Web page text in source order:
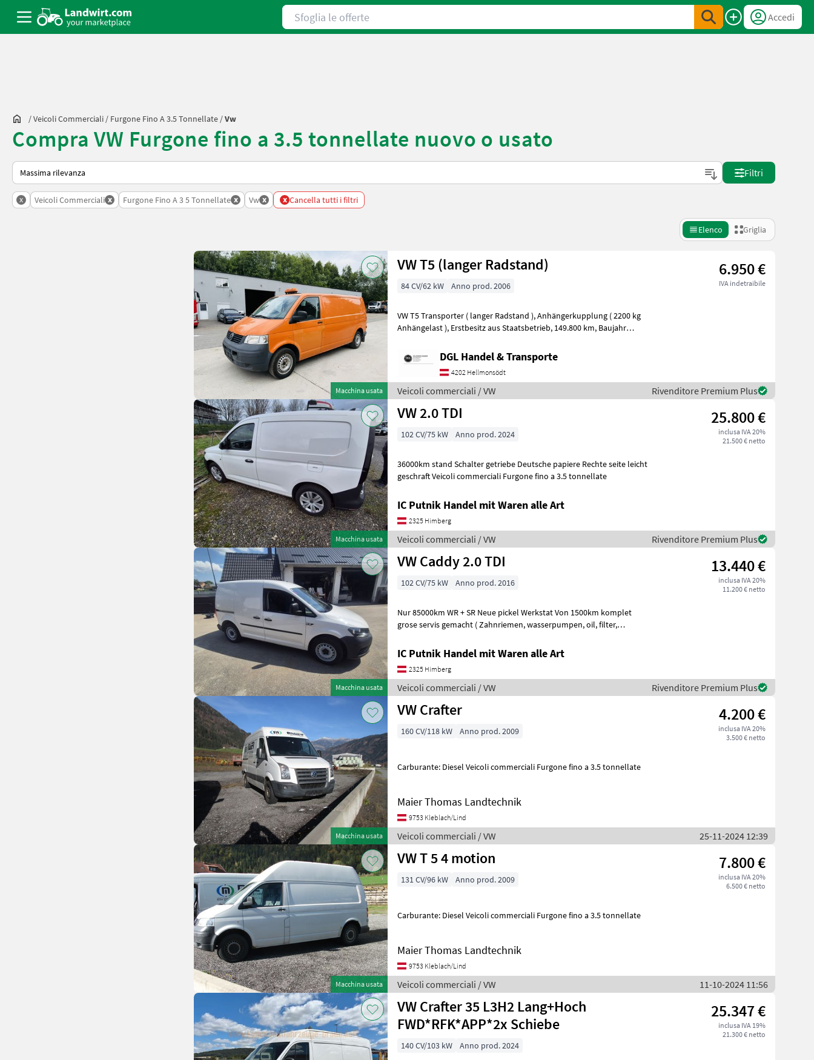
Sfoglia le offerte
Accedi
/Veicoli Commerciali / Furgone Fino A 3.5 Tonnellate /Vw
Compra VW Furgone fino a 3.5 tonnellate nuovo o usato
Ecco come viene ordinato su Landwirt.com
Filtri
x Veicoli Commerciali x Furgone Fino A 3 5 Tonnellate x Vw x x Cancella tutti i filtri
Elenco Griglia
Macchina usata
VW T5 (langer Radstand) 6.950 €
IVA indetraibile
84 CV/62 kW Anno prod. 2006
VW T5 Transporter ( langer Radstand ), Anhängerkupplung ( 2200 kg
Anhängelast ), Erstbesitz aus Staatsbetrieb, 149.800 km, Baujahr
DGL Handel & Transporte
4202 Hellmonsödt
Veicoli commerciali / VW Rivenditore Premium Plus
Macchina usata
VW 2.0 TDI 25.800 €
inclusa IVA 20%
21.500 € netto
102 CV/75 kW Anno prod. 2024
36000km stand Schalter getriebe Deutsche papiere Rechte seite leicht
geschraft Veicoli commerciali Furgone fino a 3.5 tonnellate
IC Putnik Handel mit Waren alle Art
2325 Himberg
Veicoli commerciali / VW Rivenditore Premium Plus
Macchina usata
VW Caddy 2.0 TDI 13.440 €
inclusa IVA 20%
11.200 € netto
102 CV/75 kW Anno prod. 2016
Nur 85000km WR + SR Neue pickel Werkstat Von 1500km komplet
grose servis gemacht ( Zahnriemen, wasserpumpen, oil, filter,
IC Putnik Handel mit Waren alle Art
2325 Himberg
Veicoli commerciali / VW Rivenditore Premium Plus
Macchina usata
VW Crafter 4.200 €
inclusa IVA 20%
3.500 € netto
160 CV/118 kW Anno prod. 2009
Carburante: Diesel Veicoli commerciali Furgone fino a 3.5 tonnellate
Maier Thomas Landtechnik
9753 Kleblach/Lind
Veicoli commerciali / VW 25-11-2024 12:39
Macchina usata
VW T 5 4 motion 7.800 €
inclusa IVA 20%
6.500 € netto
131 CV/96 kW Anno prod. 2009
Carburante: Diesel Veicoli commerciali Furgone fino a 3.5 tonnellate
Maier Thomas Landtechnik
9753 Kleblach/Lind
Veicoli commerciali / VW 11-10-2024 11:56
VW Crafter 35 L3H2 Lang+Hoch
FWD*RFK*APP*2x Schiebe
25.347 €
inclusa IVA 19%
21.300 € netto
140 CV/103 kW
Anno prod. 2024